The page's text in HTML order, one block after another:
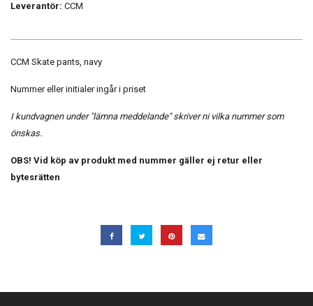
Leverantör: CCM
CCM Skate pants, navy
Nummer eller initialer ingår i priset
I kundvagnen under "lämna meddelande" skriver ni vilka nummer som
önskas.
OBS! Vid köp av produkt med nummer gäller ej retur eller
bytesrätten